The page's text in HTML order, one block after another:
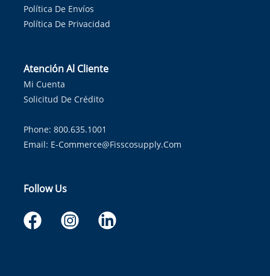
Política De Envíos
Política De Privacidad
Atención Al Cliente
Mi Cuenta
Solicitud De Crédito
Phone: 800.635.1001
Email: E-Commerce@fisscosupply.com
Follow Us